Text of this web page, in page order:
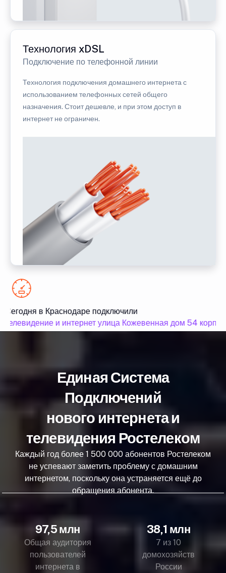
Технология xDSL
Подключение по телефонной линии
Технология подключения домашнего интернета с
использованием телефонных сетей общего
назначения. Стоит дешевле, и при этом доступ в
интернет не ограничен.
Сегодня в Краснодаре подключили
телевидение и интернет улица Кожевенная дом 54 корпус
Единая Система
Подключений
нового интернета и
телевидения Ростелеком
Каждый год более 1 500 000 абонентов Ростелеком
не успевают заметить проблему с домашним
интернетом, поскольку она устраняется ещё до
обращения абонента.
97,5 млн
Общая аудитория
пользователей
интернета в
38,1 млн
7 из 10
домохозяйств
России